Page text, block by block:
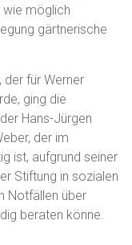
möglich
gärtnerische
, der für Werner
ging die
Hans-Jürgen
der im
ist, aufgrund seiner
Stiftung in sozialen
Notfällen über
beraten könne.